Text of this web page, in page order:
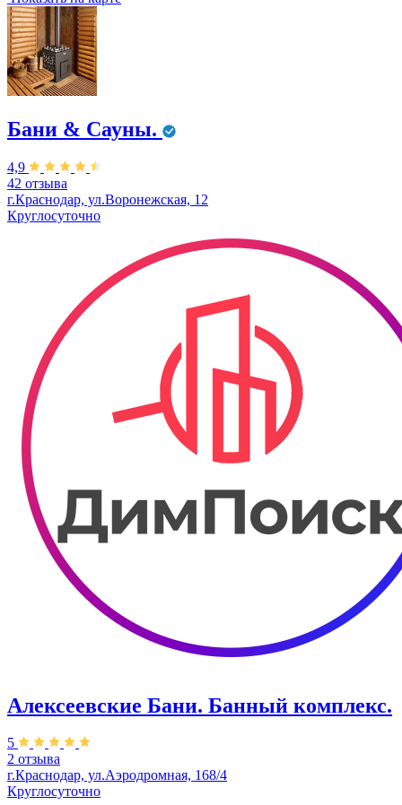
Бани & Сауны.
4,9
42 отзыва
г.Краснодар, ул.Воронежская, 12
Круглосуточно
Алексеевские Бани. Банный комплекс.
5
2 отзыва
г.Краснодар, ул.Аэродромная, 168/4
Круглосуточно